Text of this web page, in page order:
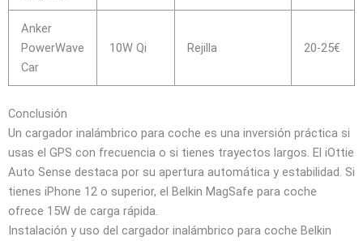
Anker
PowerWave
Car
10W Qi Rejilla 20-25€
Conclusión
Un cargador inalámbrico para coche es una inversión práctica si
usas el GPS con frecuencia o si tienes trayectos largos. El iOttie
Auto Sense destaca por su apertura automática y estabilidad. Si
tienes iPhone 12 o superior, el Belkin MagSafe para coche
ofrece 15W de carga rápida.
Instalación y uso del cargador inalámbrico para coche Belkin